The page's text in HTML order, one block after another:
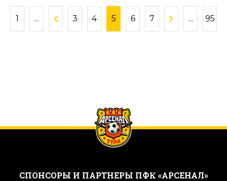
1 ... 3 4 5 6 7 ... 95
CПОНСОРЫ И ПАРТНЕРЫ ПФК «АРСЕНАЛ»